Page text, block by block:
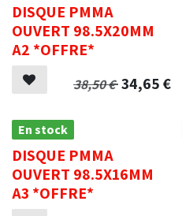
DISQUE PMMA
OUVERT 98.5X20MM
A2 *OFFRE*
38,50€ 34,65€
En stock
DISQUE PMMA
OUVERT 98.5X16MM
A3 *OFFRE*